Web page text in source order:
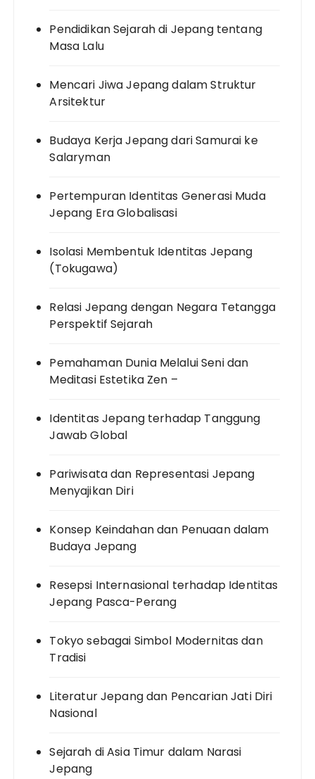
Pendidikan Sejarah di Jepang tentang
Masa Lalu
Mencari Jiwa Jepang dalam Struktur
Arsitektur
Budaya Kerja Jepang dari Samurai ke
Salaryman
Pertempuran Identitas Generasi Muda
Jepang Era Globalisasi
Isolasi Membentuk Identitas Jepang
(Tokugawa)
Relasi Jepang dengan Negara Tetangga
Perspektif Sejarah
Pemahaman Dunia Melalui Seni dan
Meditasi Estetika Zen –
Identitas Jepang terhadap Tanggung
Jawab Global
Pariwisata dan Representasi Jepang
Menyajikan Diri
Konsep Keindahan dan Penuaan dalam
Budaya Jepang
Resepsi Internasional terhadap Identitas
Jepang Pasca-Perang
Tokyo sebagai Simbol Modernitas dan
Tradisi
Literatur Jepang dan Pencarian Jati Diri
Nasional
Sejarah di Asia Timur dalam Narasi
Jepang